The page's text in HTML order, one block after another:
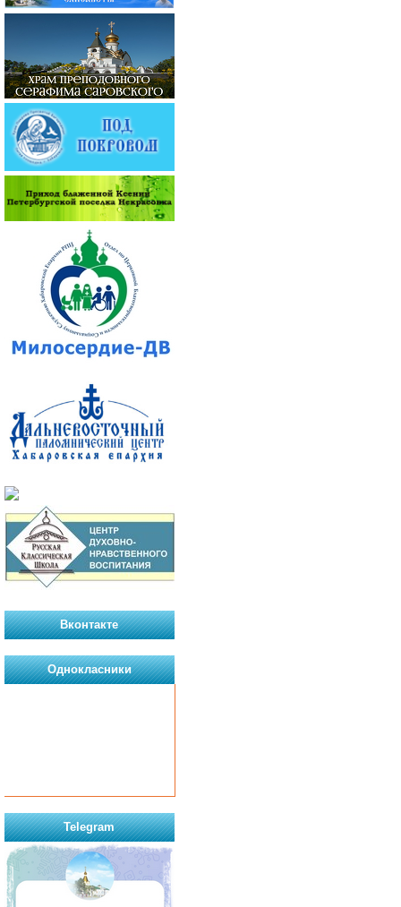
Вконтакте
Однокласники
Telegram